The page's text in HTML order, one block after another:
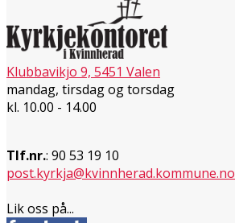
Klubbavikjo 9, 5451 Valen
mandag, tirsdag og torsdag
kl. 10.00 - 14.00
Tlf.nr.: 90 53 19 10
post.kyrkja@kvinnherad.kommune.no
Lik oss på...